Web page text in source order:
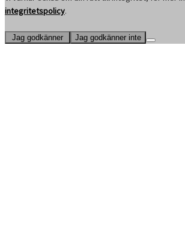
integritetspolicy.
Jag godkänner Jag godkänner inte